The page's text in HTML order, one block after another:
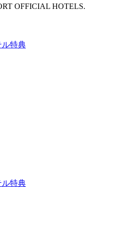
OFFICIAL HOTELS.
ル特典
ル特典